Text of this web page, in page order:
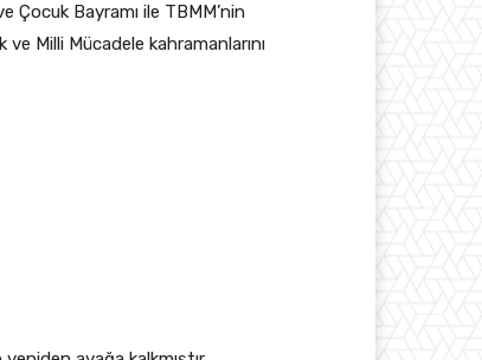
Bayramı ile TBMM’nin
ve Milli Mücadele kahramanlarını